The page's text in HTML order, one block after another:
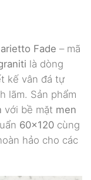
Fade – mã
là dòng
kế vân đá tự
lãm. Sản phẩm
với bề mặt men
60×120 cùng
hảo cho các